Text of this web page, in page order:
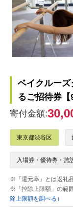
ベイクルー
るご招待券【
寄付金額:
東京都渋谷区
入場券・優待券・施
※「還元率」とは返礼
※「控除上限額」の範
除上限額を調べる）